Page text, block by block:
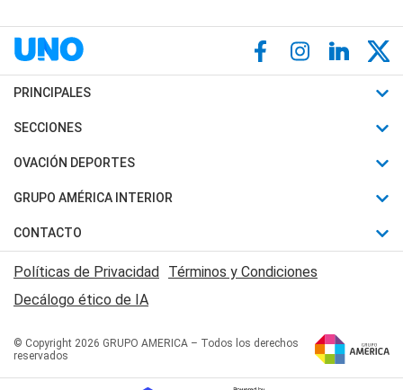
PRINCIPALES
Últimas Noticias
Política
Judiciales
Economia
SECCIONES
Horóscopo
Motores
Trucos caseros
Series y Películas
Edictos y Solicitadas
OVACIÓN DEPORTES
Fútbol
Mundial
Automovilismo
Rugby
Básquet
GRUPO AMÉRICA INTERIOR
Canal 7 en Vivo
San Juan 8
CONTACTO
Acerca de Nosotros
Contactanos
Políticas de Privacidad Términos y Condiciones
Decálogo ético de IA
© Copyright 2026 GRUPO AMERICA – Todos los derechos
reservados